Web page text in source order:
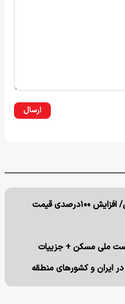
ارسال
عقب‌نشینی سازندگان از بازار مسکن/ افزایش ۱۰۰درصدی قیمت
ملی مسکن + جزییات
ایران و کشورهای منطقه